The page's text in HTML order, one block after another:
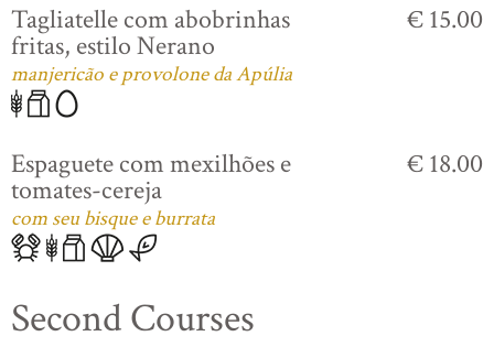
Tagliatelle com abobrinhas
fritas, estilo Nerano
manjericão e provolone da Apúlia
€ 15.00
Espaguete com mexilhões e
tomates-cereja
com seu bisque e burrata
€ 18.00
Second Courses